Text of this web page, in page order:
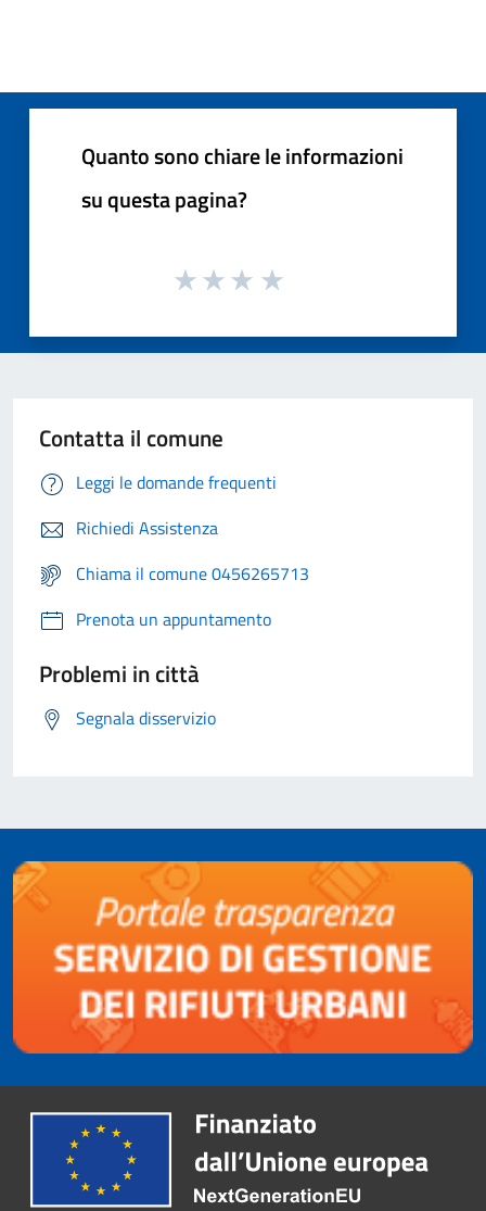
Quanto sono chiare le informazioni
su questa pagina?
Contatta il comune
Leggi le domande frequenti
Richiedi Assistenza
Chiama il comune 0456265713
Prenota un appuntamento
Problemi in città
Segnala disservizio